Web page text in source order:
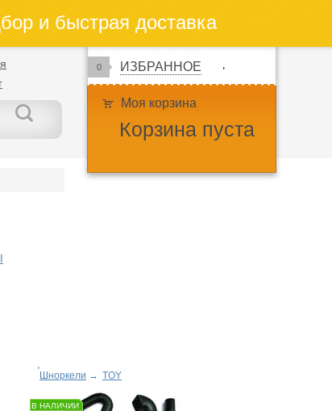
и быстрая доставка
0 ИЗБРАННОЕ
Моя корзина
Корзина пуста
Шноркели → TOY
В НАЛИЧИИ